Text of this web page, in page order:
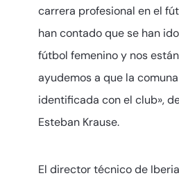
carrera profesional en el
han contado que se han
fútbol femenino y nos
ayudemos a que la
identificada con el club»,
Esteban Krause.
El director técnico de